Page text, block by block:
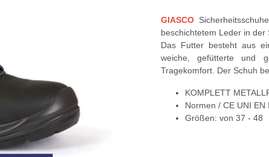
GIASCO
beschichtetem Leder in der
Das Futter besteht aus
weiche, gefütterte und
Tragekomfort. Der Schuh
KOMPLETT
Normen / CE UNI
Größen: von 37 - 48